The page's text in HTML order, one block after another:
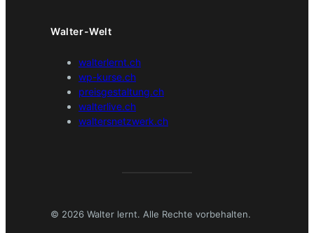
Walter-Welt
walterlernt.ch
wp-kurse.ch
preisgestaltung.ch
walterlive.ch
waltersnetzwerk.ch
© 2026 Walter lernt. Alle Rechte vorbehalten.